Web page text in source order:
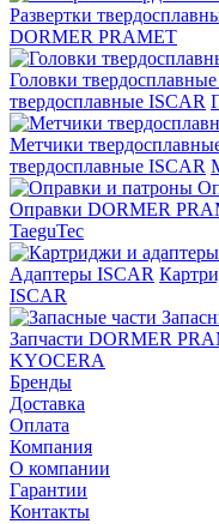
Развертки
DORMER PRAMET
Головки
твердосплавные ISCAR
Метчики
твердосплавные ISCAR
Оправки DORMER
TaeguTec
Адаптеры ISCAR
ISCAR
Запчасти DORMER
KYOCERA
Бренды
Доставка
Оплата
Компания
О компании
Гарантии
Контакты